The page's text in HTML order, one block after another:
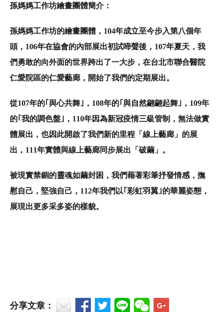
孫媽媽工作坊繪畫團體簡介：
孫媽媽工作坊的繪畫團體， 104年成立至今步入第八個年
頭， 106年在協會的內部展出初試啼聲後， 107年夏天，我
們勇敢的向外面的世界跨出了一大步，在台北市聯合醫院
仁愛院區的仁愛藝廊，開始了我們的定期展出。
從107年的｢與心共舞 ｣ ， 108年的｢與自然翩翩起舞 ｣ ， 109年
的｢我的調色盤 ｣ ， 110年因為新冠疫情三級管制，無法做實
體展出，也因此開啟了我們新的里程 「線上藝廊 」的展
出， 111年實體與線上藝廊同步展出「破繭」。
被現實禁錮的靈魂如繭封困，我們藉著彩筆抒發情感，撫
慰自己，堅強自己，112年我們以｢彩虹羽翼｣的華麗姿態，
展現出更多采多姿的樣貌。
分享文章：